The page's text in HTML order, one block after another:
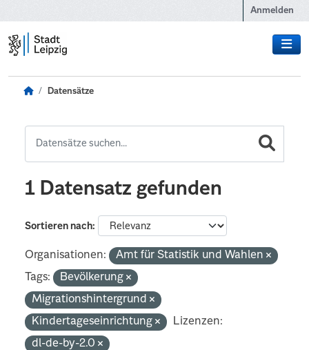
Anmelden
Datensätze
1 Datensatz gefunden
Sortieren nach
Organisationen:
Amt für Statistik und Wahlen
Tags:
Bevölkerung
Migrationshintergrund
Kindertageseinrichtung
Lizenzen:
dl-de-by-2.0